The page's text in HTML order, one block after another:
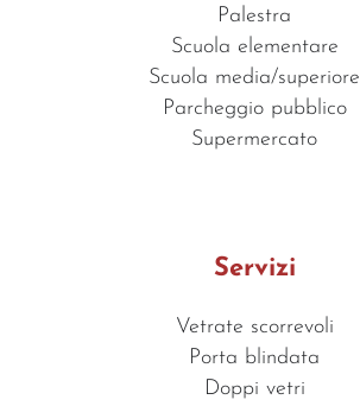
Palestra
Scuola elementare
Scuola media/superiore
Parcheggio pubblico
Supermercato
Servizi
Vetrate scorrevoli
Porta blindata
Doppi vetri